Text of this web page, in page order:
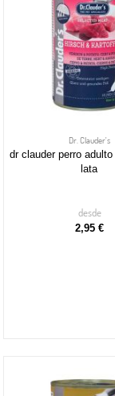
Dr. Clauder's
dr clauder perro
lata
desde
2,95 €